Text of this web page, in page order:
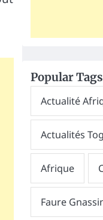
Popular Tags